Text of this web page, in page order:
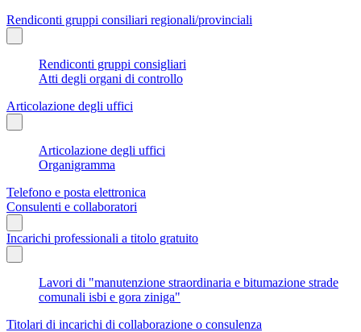
Rendiconti gruppi consiliari regionali/provinciali
Rendiconti gruppi consigliari
Atti degli organi di controllo
Articolazione degli uffici
Articolazione degli uffici
Organigramma
Telefono e posta elettronica
Consulenti e collaboratori
Incarichi professionali a titolo gratuito
Lavori di "manutenzione straordinaria e bitumazione strade
comunali isbi e gora ziniga"
Titolari di incarichi di collaborazione o consulenza